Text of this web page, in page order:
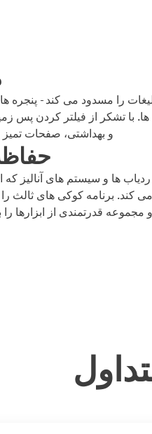
ها. با تشکر از فیلتر کردن پس
و بهداشتی، صفحات تمیز
کند. برنامه کوکی های ثالث
مجموعه قدرتمندی از ابزارها